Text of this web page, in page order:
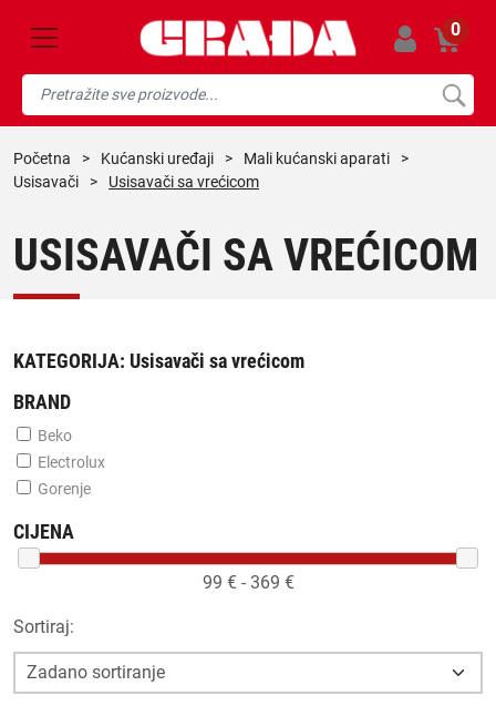
0
početna > kućanski uređaji > mali kućanski aparati
>
usisavači
> Usisavači sa vrećicom
USISAVAČI SA VREĆICOM
KATEGORIJA: Usisavači sa vrećicom
BRAND
Beko
Electrolux
Gorenje
CIJENA
99 € - 369 €
Sortiraj: